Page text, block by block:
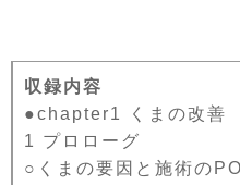
収録内容
●chapter1 くまの改善
1 プロローグ
○くまの要因と施術の